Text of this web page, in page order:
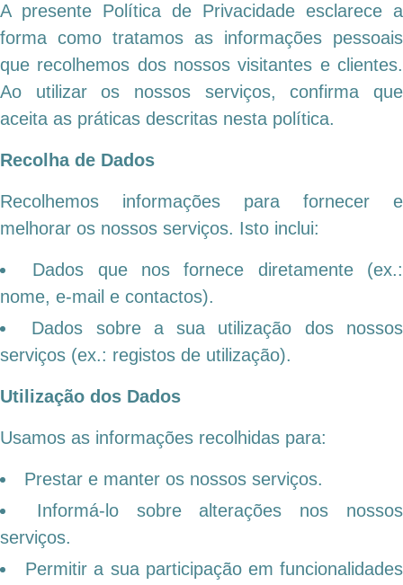
A presente Política de Privacidade esclarece a
forma como tratamos as informações pessoais
que recolhemos dos nossos visitantes e clientes.
Ao utilizar os nossos serviços, confirma que
aceita as práticas descritas nesta política.
Recolha de Dados
Recolhemos informações para fornecer e
melhorar os nossos serviços. Isto inclui:
Dados que nos fornece diretamente (ex.:
nome, e-mail e contactos).
Dados sobre a sua utilização dos nossos
serviços (ex.: registos de utilização).
Utilização dos Dados
Usamos as informações recolhidas para:
Prestar e manter os nossos serviços.
Informá-lo sobre alterações nos nossos
serviços.
Permitir a sua participação em funcionalidades